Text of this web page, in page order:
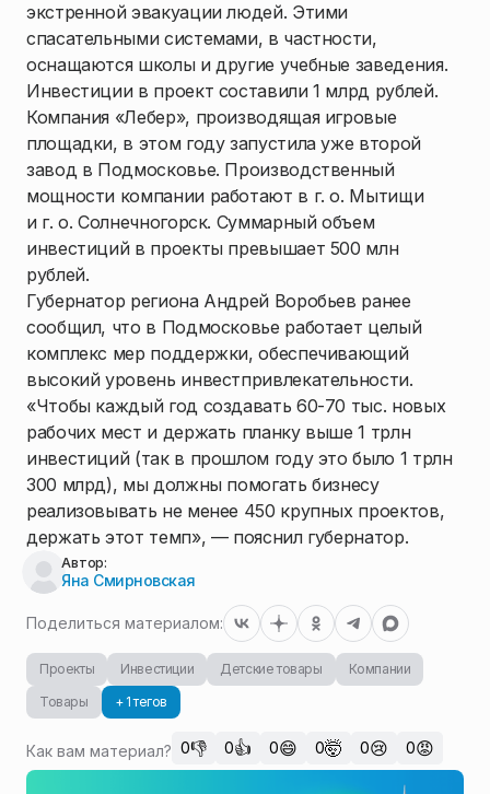
экстренной эвакуации людей. Этими
спасательными системами, в частности,
оснащаются школы и другие учебные заведения.
Инвестиции в проект составили 1 млрд рублей.
Компания «Лебер», производящая игровые
площадки, в этом году запустила уже второй
завод в Подмосковье. Производственный
мощности компании работают в г. о. Мытищи
и г. о. Солнечногорск. Суммарный объем
инвестиций в проекты превышает 500 млн
рублей.
Губернатор региона Андрей Воробьев ранее
сообщил, что в Подмосковье работает целый
комплекс мер поддержки, обеспечивающий
высокий уровень инвестпривлекательности.
«Чтобы каждый год создавать 60-70 тыс. новых
рабочих мест и держать планку выше 1 трлн
инвестиций (так в прошлом году это было 1 трлн
300 млрд), мы должны помогать бизнесу
реализовывать не менее 450 крупных проектов,
держать этот темп», — пояснил губернатор.
Автор:
Яна Смирновская
Поделиться материалом:
Проекты Инвестиции Детские товары
Компании
Товары
+ 1 тегов
Как вам материал? 0👎 0👍 0😄 0🤯 0😢 0😡